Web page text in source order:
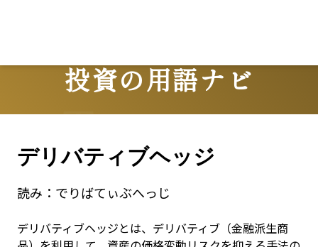
投資の用語ナビ
Terms
デリバティブヘッジ
読み： でりばてぃぶへっじ
デリバティブヘッジとは、デリバティブ（金融派生商